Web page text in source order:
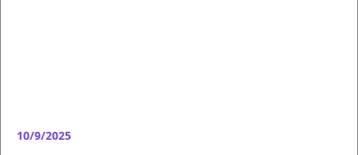
10/9/2025